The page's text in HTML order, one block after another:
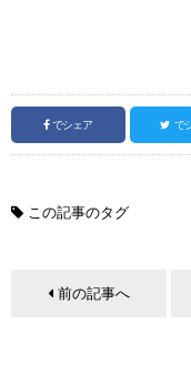
でシェア で
この記事のタグ
前の記事へ